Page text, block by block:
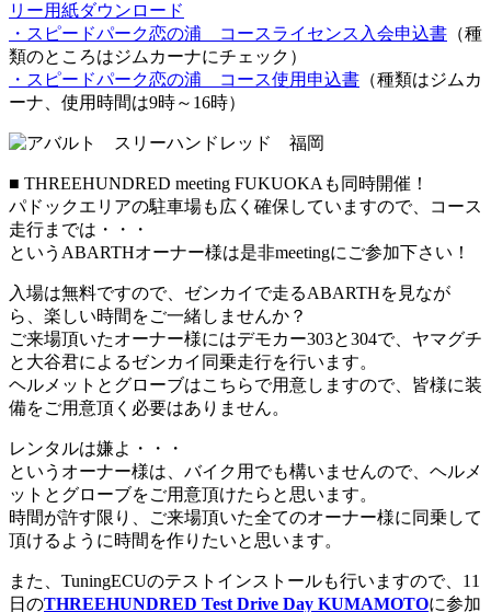
リー用紙ダウンロード
・スピードパーク恋の浦 コースライセンス入会申込書 （種
類のところはジムカーナにチェック）
・スピードパーク恋の浦 コース使用申込書 （種類はジムカ
ーナ、使用時間は9時～16時）
■ THREEHUNDRED meeting FUKUOKAも同時開催！
パドックエリアの駐車場も広く確保していますので、コース
走行までは・・・
というABARTHオーナー様は是非meetingにご参加下さい！
入場は無料ですので、ゼンカイで走るABARTHを見なが
ら、楽しい時間をご一緒しませんか？
ご来場頂いたオーナー様にはデモカー303と304で、ヤマグチ
と大谷君によるゼンカイ同乗走行を行います。
ヘルメットとグローブはこちらで用意しますので、皆様に装
備をご用意頂く必要はありません。
レンタルは嫌よ・・・
というオーナー様は、バイク用でも構いませんので、ヘルメ
ットとグローブをご用意頂けたらと思います。
時間が許す限り、ご来場頂いた全てのオーナー様に同乗して
頂けるように時間を作りたいと思います。
また、TuningECUのテストインストールも行いますので、11
日のTHREEHUNDRED Test Drive Day KUMAMOTOに参加